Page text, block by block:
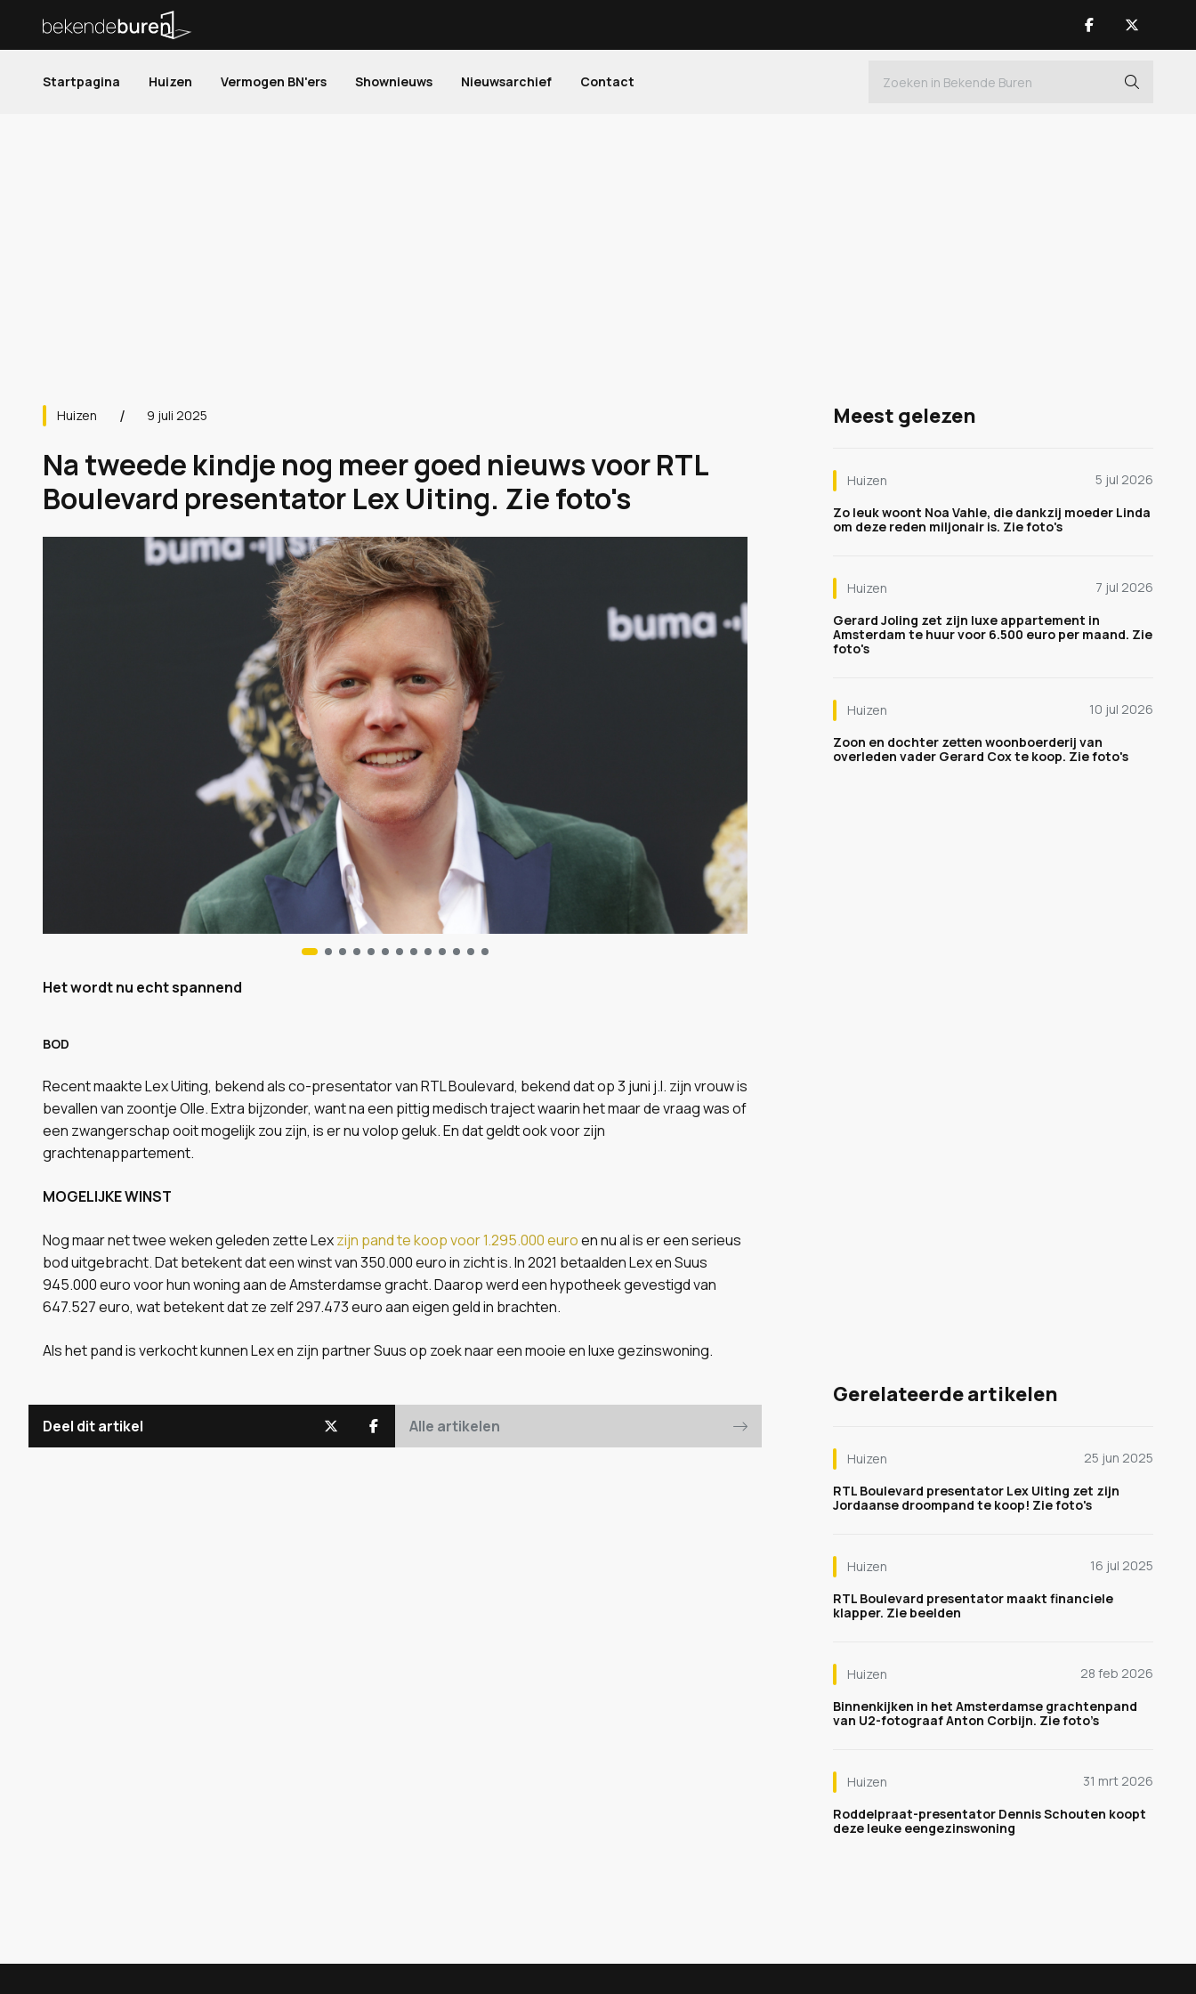
Startpagina Huizen Vermogen BN'ers Shownieuws Nieuwsarchief Contact
Huizen 9 juli 2025
Na tweede kindje nog meer goed nieuws voor RTL
Boulevard presentator Lex Uiting. Zie foto's
Het wordt nu echt spannend
BOD
Recent maakte Lex Uiting, bekend als co-presentator van RTL Boulevard, bekend dat op 3 juni j.l. zijn vrouw is
bevallen van zoontje Olle. Extra bijzonder, want na een pittig medisch traject waarin het maar de vraag was of
een zwangerschap ooit mogelijk zou zijn, is er nu volop geluk. En dat geldt ook voor zijn
grachtenappartement.
MOGELIJKE WINST
Nog maar net twee weken geleden zette Lexzijn pand te koop voor 1.295.000 euroen nu al is er een serieus
bod uitgebracht. Dat betekent dat een winst van 350.000 euro in zicht is. In 2021 betaalden Lex en Suus
945.000 euro voor hun woning aan de Amsterdamse gracht. Daarop werd een hypotheek gevestigd van
647.527 euro, wat betekent dat ze zelf 297.473 euro aan eigen geld in brachten.
Als het pand is verkocht kunnen Lex en zijn partner Suus op zoek naar een mooie en luxe gezinswoning.
Deel dit artikel Alle artikelen
Meest gelezen
Huizen
5 jul 2026
Zo leuk woont Noa Vahle, die dankzij moeder Linda
om deze reden miljonair is. Zie foto's
Huizen
7 jul 2026
Gerard Joling zet zijn luxe appartement in
Amsterdam te huur voor 6.500 euro per maand. Zie
foto's
Huizen
10 jul 2026
Zoon en dochter zetten woonboerderij van
overleden vader Gerard Cox te koop. Zie foto's
Gerelateerde artikelen
Huizen
25 jun 2025
RTL Boulevard presentator Lex Uiting zet zijn
Jordaanse droompand te koop! Zie foto's
Huizen
16 jul 2025
RTL Boulevard presentator maakt financiele
klapper. Zie beelden
Huizen
28 feb 2026
Binnenkijken in het Amsterdamse grachtenpand
van U2-fotograaf Anton Corbijn. Zie foto’s
Huizen
31 mrt 2026
Roddelpraat-presentator Dennis Schouten koopt
deze leuke eengezinswoning